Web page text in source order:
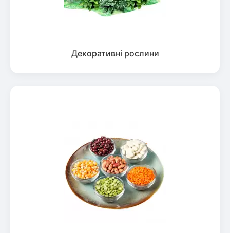
Декоративні рослини